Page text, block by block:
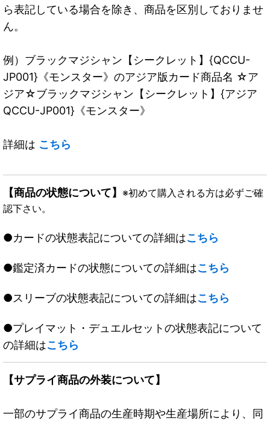
ら表記している場合を除き、商品を区別しておりませ
ん。
例）ブラックマジシャン【シークレット】{QCCU-
JP001}《モンスター》のアジア版カード商品名 ☆ア
ジア☆ブラックマジシャン【シークレット】{アジア
QCCU-JP001}《モンスター》
詳細は こちら
【商品の状態について】 ※初めて購入される方は必ずご確
認下さい。
●カードの状態表記についての詳細はこちら
●鑑定済カードの状態についての詳細はこちら
●スリーブの状態表記についての詳細はこちら
●プレイマット・デュエルセットの状態表記について
の詳細はこちら
【サプライ商品の外装について】
一部のサプライ商品の生産時期や生産場所により、同